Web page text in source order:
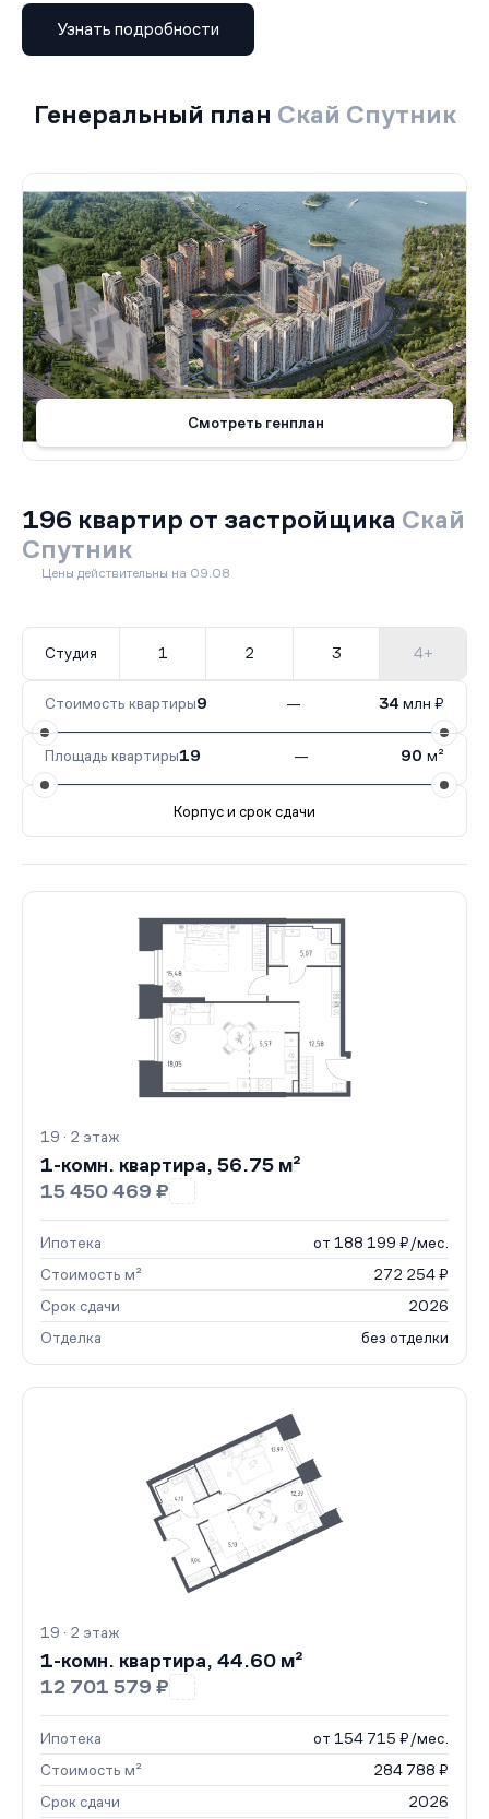
Узнать подробности
Генеральный план Скай Спутник
Смотреть генплан
196 квартир от застройщика Скай
Спутник
Цены действительны на 09.08
Студия 1 2 3 4+
Стоимость квартиры9 — 34 млн ₽
Площадь квартиры19 — 90 м²
Корпус и срок сдачи
1957 кв.IV кв. 2026
19 · 2 этаж
1-комн. квартира, 56.75 м²
15 450 469 ₽
Ипотека
от 188 199 ₽/мес.
Стоимость м²
272 254 ₽
Срок сдачи
2026
Отделка
без отделки
19 · 2 этаж
1-комн. квартира, 44.60 м²
12 701 579 ₽
Ипотека
от 154 715 ₽/мес.
Стоимость м²
284 788 ₽
Срок сдачи
2026